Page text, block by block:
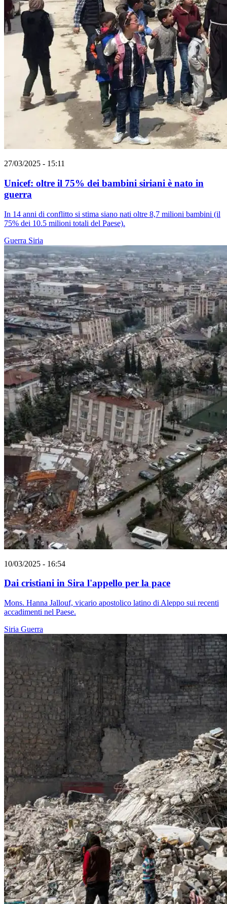
27/03/2025 - 15:11
Unicef: oltre il 75% dei bambini siriani è nato in
guerra
In 14 anni di conflitto si stima siano nati oltre 8,7 milioni bambini (il
75% dei 10.5 milioni totali del Paese).
Guerra Siria
10/03/2025 - 16:54
Dai cristiani in Sira l'appello per la pace
Mons. Hanna Jallouf, vicario apostolico latino di Aleppo sui recenti
accadimenti nel Paese.
Siria Guerra